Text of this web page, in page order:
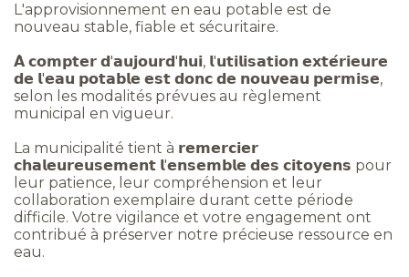
L'approvisionnement en eau potable est de
nouveau stable, fiable et sécuritaire.
𝗔̀ 𝗰𝗼𝗺𝗽𝘁𝗲𝗿 𝗱'𝗮𝘂𝗷𝗼𝘂𝗿𝗱'𝗵𝘂𝗶, 𝗹'𝘂𝘁𝗶𝗹𝗶𝘀𝗮𝘁𝗶𝗼𝗻 𝗲𝘅𝘁𝗲́𝗿𝗶𝗲𝘂𝗿𝗲
𝗱𝗲 𝗹'𝗲𝗮𝘂 𝗽𝗼𝘁𝗮𝗯𝗹𝗲 𝗲𝘀𝘁 𝗱𝗼𝗻𝗰 𝗱𝗲 𝗻𝗼𝘂𝘃𝗲𝗮𝘂 𝗽𝗲𝗿𝗺𝗶𝘀𝗲,
selon les modalités prévues au règlement
municipal en vigueur.
La municipalité tient à 𝗿𝗲𝗺𝗲𝗿𝗰𝗶𝗲𝗿
𝗰𝗵𝗮𝗹𝗲𝘂𝗿𝗲𝘂𝘀𝗲𝗺𝗲𝗻𝘁 𝗹'𝗲𝗻𝘀𝗲𝗺𝗯𝗹𝗲 𝗱𝗲𝘀 𝗰𝗶𝘁𝗼𝘆𝗲𝗻𝘀 pour
leur patience, leur compréhension et leur
collaboration exemplaire durant cette période
difficile. Votre vigilance et votre engagement ont
contribué à préserver notre précieuse ressource en
eau.